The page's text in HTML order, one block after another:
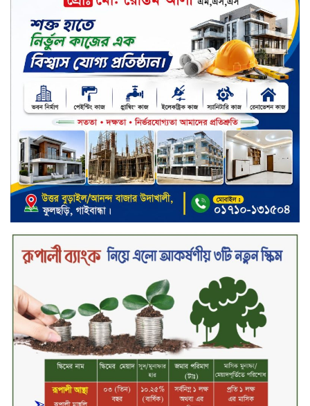
দীর্ঘস্থায়ী ৭,৫০০ এমএএইচ ব্যাটারি
এবং শক্তিশালী গরিলা গ্লাস ৭আই সুরক্ষা
নিয়ে শাওমি উন্মোচন করল নতুন রেডমি
১৭
খালেদা জিয়ার গাড়ীতে হামলাকারী
রুবেলের গোত্রীয় সন্ত্রাসীদের গ্রেফতারের
দাবি
ক্যাশলেস বাংলাদেশ বিনির্মাণে
ইসলামী ব্যাংকের উদ্যোগে বাংলা
কিউআর নিয়ে বিশিষ্ট আলেমদের সঙ্গে
মতবিনিময় সভা অনুষ্ঠিত
‘শেখ হাসিনা ডিসেম্বরে ফিরলে গণহত্যার
দায় নিয়ে কারাগারে যাবেন,’ আইনমন্ত্রী
মধ্যরাতে শাহজালাল বিমানবন্দরের
বলাকা লাউঞ্জে অগ্নিকাণ্ড
নিরাপদ ও স্বল্পব্যয়ে ক্যাশলেস লেনদেন
গড়তে কাজ করছে বাংলাদেশ ব্যাংক:
গভর্নর